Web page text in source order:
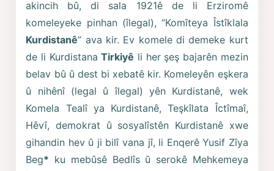
akincih bû, di sala 1921ê de li Erziromê
komeleyeke pinhan (îlegal), “Komîteya Îstîklala
Kurdistanê” ava kir. Ev komele di demeke kurt
de li KurdistanaTirkiyê li her şeş bajarên mezin
belav bû û dest bi xebatê kir. Komeleyên eşkera
û nihênî (legal û îlegal) yên Kurdistanê, wek
Komela Tealî ya Kurdistanê, Teşkîlata Îctîmaî,
Hêvî, demokrat û sosyalîstên Kurdistanê xwe
gihandin hev û ji bilî vana jî, li Enqerê Yusif Zîya
Beg* ku mebûsê Bedlîs û serokê Mehkemeya